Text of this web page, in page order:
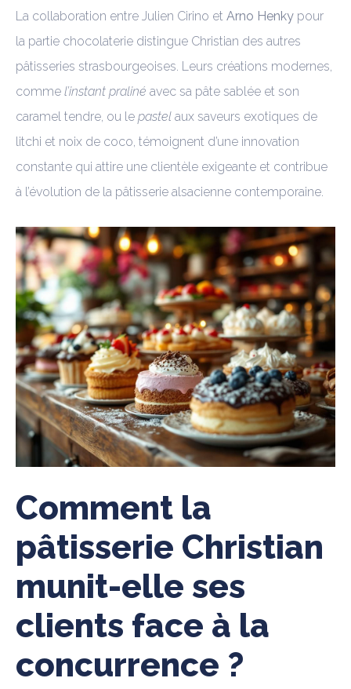
La collaboration entre Julien Cirino et Arno Henky pour
la partie chocolaterie distingue Christian des autres
pâtisseries strasbourgeoises. Leurs créations modernes,
comme l’instant praliné avec sa pâte sablée et son
caramel tendre, ou le pastel aux saveurs exotiques de
litchi et noix de coco, témoignent d’une innovation
constante qui attire une clientèle exigeante et contribue
à l’évolution de la pâtisserie alsacienne contemporaine.
Comment la
pâtisserie Christian
munit-elle ses
clients face à la
concurrence ?